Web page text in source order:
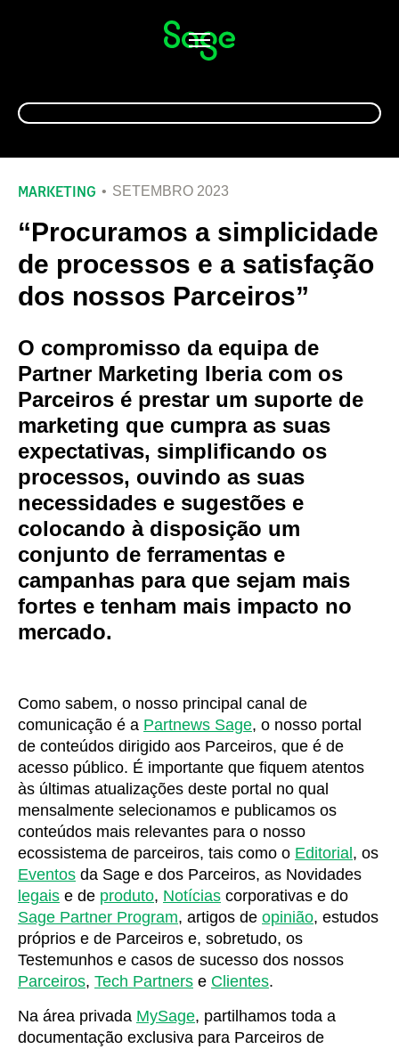
Alternar
navegação
MARKETING SETEMBRO 2023
“Procuramos a simplicidade
de processos e a satisfação
dos nossos Parceiros”
O compromisso daequipa de
Partner Marketing Iberia com os
Parceiros é prestar um suporte de
marketing que cumpra as suas
expectativas, simplificando os
processos, ouvindo as suas
necessidades e sugestões e
colocando à disposição um
conjunto de ferramentas e
campanhas para que sejam mais
fortes e tenham mais impacto no
mercado.
Como sabem, o nosso principal canal de
comunicação é a Partnews Sage, o nosso portal
de conteúdos dirigido aos Parceiros, que é de
acesso público. É importante que fiquem atentos
às últimas atualizações deste portal no qual
mensalmente selecionamos e publicamos os
conteúdos mais relevantes para o nosso
ecossistema de parceiros, tais como o Editorial , os
Eventos da Sage e dos Parceiros, as Novidades
legais e de produto, Notícias corporativas e do
Sage Partner Program, artigos de opinião, estudos
próprios e de Parceiros e, sobretudo, os
Testemunhos e casos de sucesso dos nossos
Parceiros, Tech Partners e Clientes.
Na área privada MySage, partilhamos toda a
documentação exclusiva para Parceiros de